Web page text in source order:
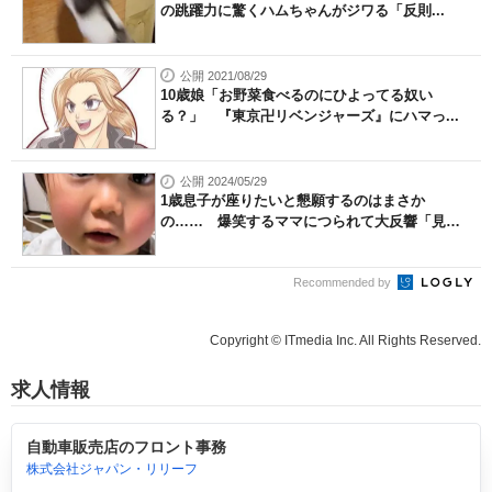
の跳躍力に驚くハムちゃんがジワる「反則...
公開 2021/08/29
10歳娘「お野菜食べるのにひよってる奴い
る？」 『東京卍リベンジャーズ』にハマっ...
公開 2024/05/29
1歳息子が座りたいと懇願するのはまさか
の…… 爆笑するママにつられて大反響「見
Recommended by
Copyright © ITmedia Inc. All Rights Reserved.
求人情報
自動車販売店のフロント事務
株式会社ジャパン・リリーフ